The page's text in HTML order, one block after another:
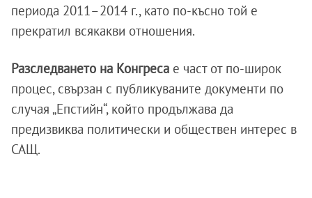
периода 2011–2014 г., като по-късно той е
прекратил всякакви отношения.
Разследването на Конгреса е част от по-широк
процес, свързан с публикуваните документи по
случая „Епстийн“, който продължава да
предизвиква политически и обществен интерес в
САЩ.